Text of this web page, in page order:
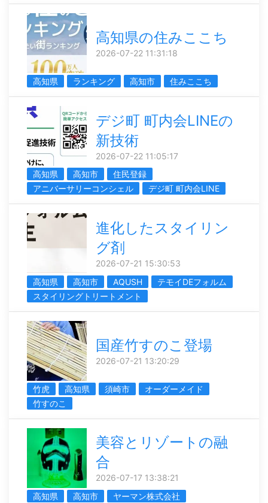
高知県の住みここち
2026-07-22 11:31:18
高知県 ランキング 高知市 住みここち
デジ町 町内会LINEの
新技術
2026-07-22 11:05:17
高知県
高知市
住民登録
アニバーサリーコンシェル
デジ町 町内会LINE
進化したスタイリン
グ剤
2026-07-21 15:30:53
高知県
高知市 AQUSH
テモイDEフォルム
スタイリングトリートメント
国産竹すのこ登場
2026-07-21 13:20:29
竹虎 高知県 須崎市
オーダーメイド
竹すのこ
美容とリゾートの融
合
2026-07-17 13:38:21
高知県
高知市
ヤーマン株式会社